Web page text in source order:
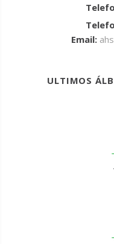
Email:
ULTIMOS